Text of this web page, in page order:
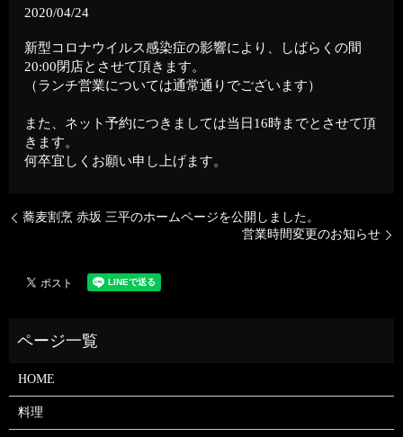
2020/04/24
新型コロナウイルス感染症の影響により、しばらくの間
20:00閉店とさせて頂きます。
（ランチ営業については通常通りでございます）
また、ネット予約につきましては当日16時までとさせて頂
きます。
何卒宜しくお願い申し上げます。
蕎麦割烹 赤坂 三平のホームページを公開しました。
営業時間変更のお知らせ
HOME
料理